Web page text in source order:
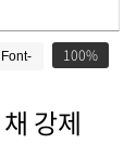
100
Font-
강제